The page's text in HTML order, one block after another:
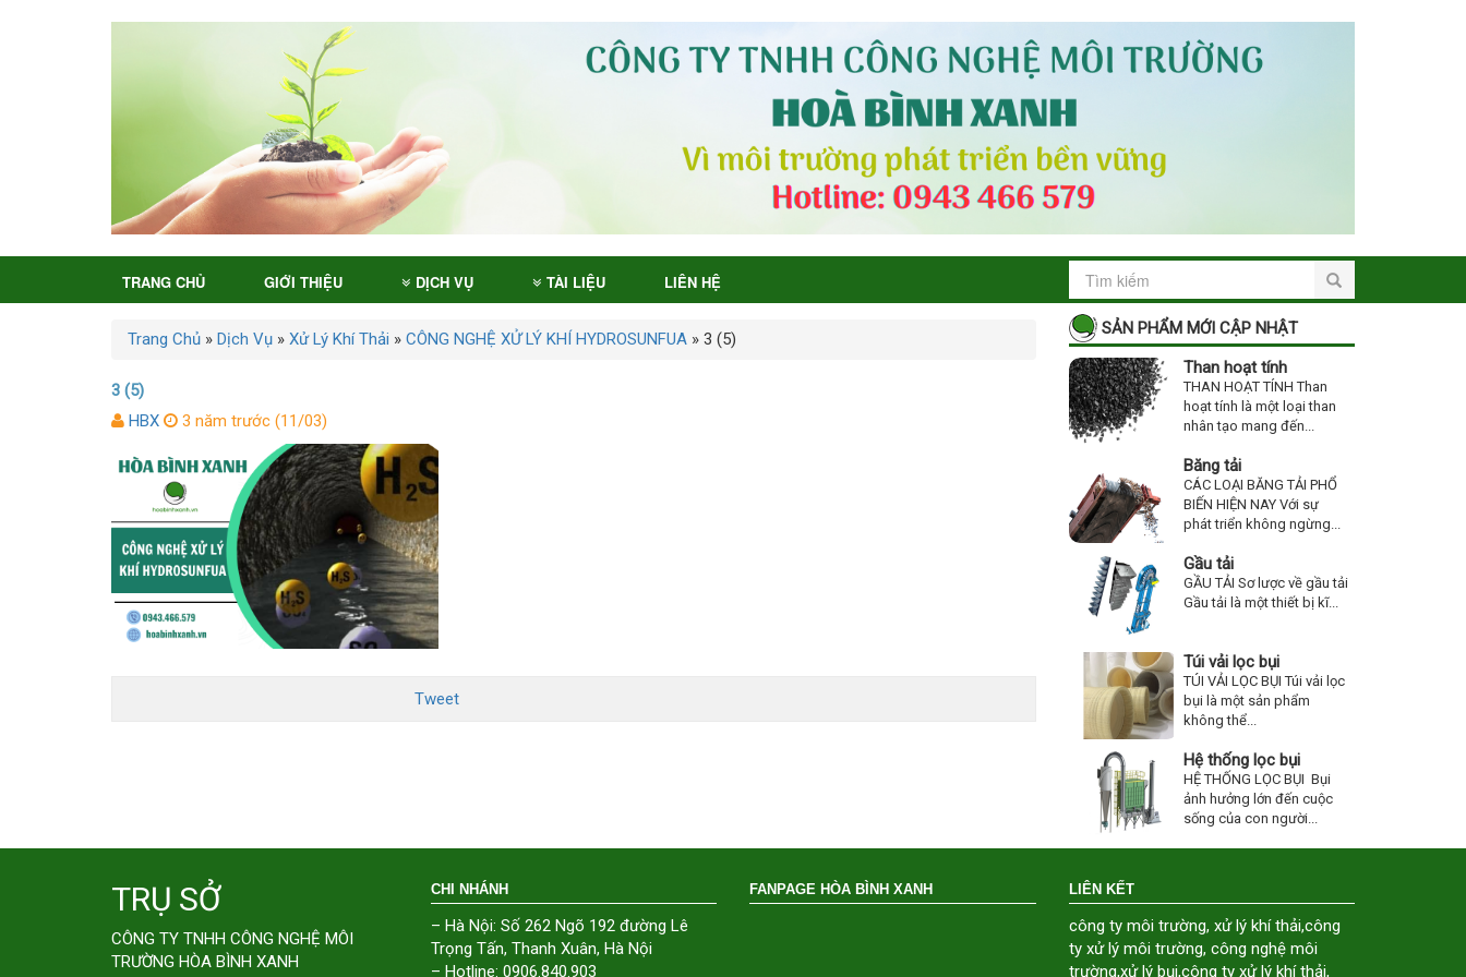
TRANG CHỦ GIỚI THIỆU DỊCH VỤ TÀI LIỆU LIÊN HỆ
Trang Chủ » Dịch Vụ » Xử Lý Khí Thải » CÔNG NGHỆ XỬ LÝ KHÍ HYDROSUNFUA » 3 (5)
3 (5)
HBX
3 năm trước (11/03)
Tweet
SẢN PHẨM MỚI CẬP NHẬT
Than hoạt tính
THAN HOẠT TÍNH Than
hoạt tính là một loại than
nhân tạo mang đến...
Băng tải
CÁC LOẠI BĂNG TẢI PHỔ
BIẾN HIỆN NAY Với sự
phát triển không ngừng...
Gầu tải
GẦU TẢI Sơ lược về gầu tải
Gầu tải là một thiết bị kĩ...
Túi vải lọc bụi
TÚI VẢI LỌC BỤI Túi vải lọc
bụi là một sản phẩm
không thể...
Hệ thống lọc bụi
HỆ THỐNG LỌC BỤI Bụi
ảnh hưởng lớn đến cuộc
sống của con người...
TRỤ SỞ
CÔNG TY TNHH CÔNG NGHỆ MÔI
TRƯỜNG HÒA BÌNH XANH
CHI NHÁNH
– Hà Nội: Số 262 Ngõ 192 đường Lê
Trọng Tấn, Thanh Xuân, Hà Nội
– Hotline: 0906.840.903
FANPAGE HÒA BÌNH XANH LIÊN KẾT
công ty môi trường, xử lý khí thải,công
ty xử lý môi trường, công nghệ môi
trường,xử lý bụi,công ty xử lý khí thải,